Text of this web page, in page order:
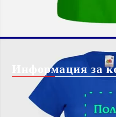
Информация за
info@giftbg.com
0884 22 38 56